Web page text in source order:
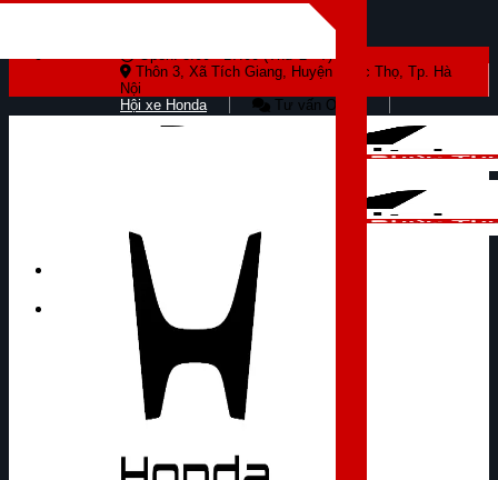
Open: 8:00 - 17:00 (Thứ 2 - 7)
Thôn 3, Xã Tích Giang, Huyện Phúc Thọ, Tp. Hà
Nội
Hội xe Honda
Tư vấn Online